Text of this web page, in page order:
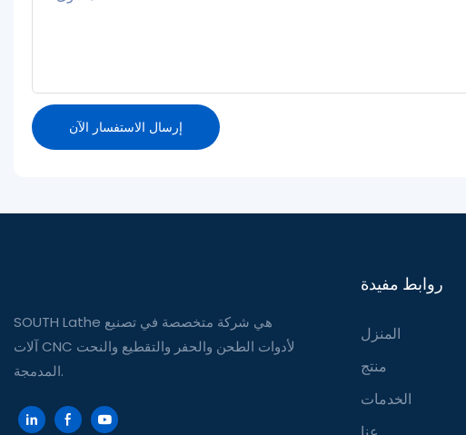
إرسال الاستفسار الآن
SOUTH Lathe هي شركة متخصصة في تصنيع
آلات CNC لأدوات الطحن والحفر والتقطيع والنحت
المدمجة.
روابط مفيدة
المنزل
منتج
الخدمات